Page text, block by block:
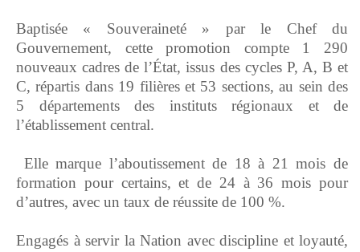
‎Baptisée « Souveraineté » par le Chef du
Gouvernement, cette promotion compte 1 290
nouveaux cadres de l’État, issus des cycles P, A, B et
C, répartis dans 19 filières et 53 sections, au sein des
5 départements des instituts régionaux et de
l’établissement central.
‎ Elle marque l’aboutissement de 18 à 21 mois de
formation pour certains, et de 24 à 36 mois pour
d’autres, avec un taux de réussite de 100 %.
‎Engagés à servir la Nation avec discipline et loyauté,